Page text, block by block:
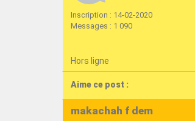
Inscription : 14-02-2020
Messages : 1 090
Hors ligne
Aime ce post :
makachah f dem